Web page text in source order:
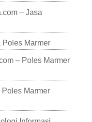
– Jasa
Poles Marmer
– Poles Marmer
Marmer